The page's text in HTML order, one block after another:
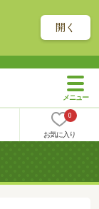
開く
0
お気に入り